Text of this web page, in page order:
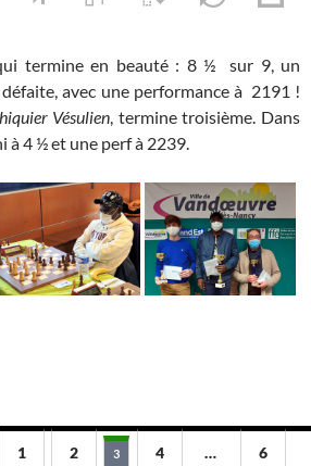
termine en beauté : 8 ½ sur 9, un
avec une performance à 2191 !
Vésulien, termine troisième. Dans
à 4 ½ et une perf à 2239.
1 2 3 4 … 6